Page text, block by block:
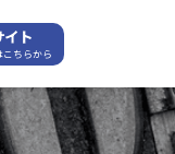
イト
ちらから